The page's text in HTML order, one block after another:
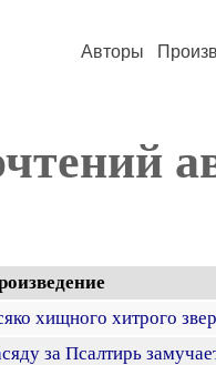
Авторы
хищного хитрого
за Псалтирь